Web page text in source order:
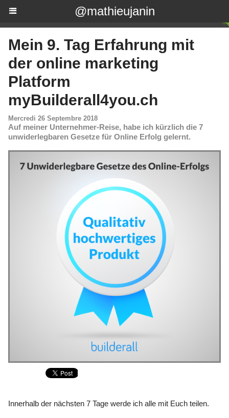
@mathieujanin
Mein 9. Tag Erfahrung mit
der online marketing
Platform
myBuilderall4you.ch
Mercredi 26 Septembre 2018
Auf meiner Unternehmer-Reise, habe ich kürzlich die 7
unwiderlegbaren Gesetze für Online Erfolg gelernt.
Innerhalb der nächsten 7 Tage werde ich alle mit Euch teilen.